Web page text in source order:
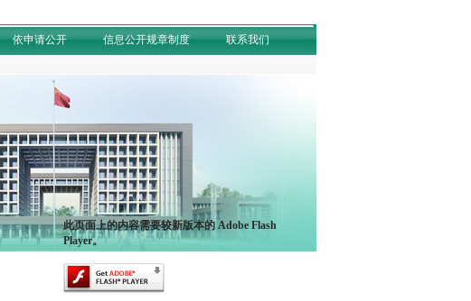
依申请公开 信息公开规章制度 联系我们
此页面上的内容需要较新版本的 Adobe Flash
Player。